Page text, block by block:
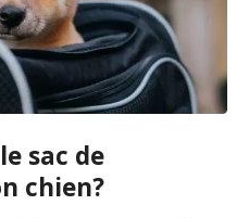
sac de
chien?